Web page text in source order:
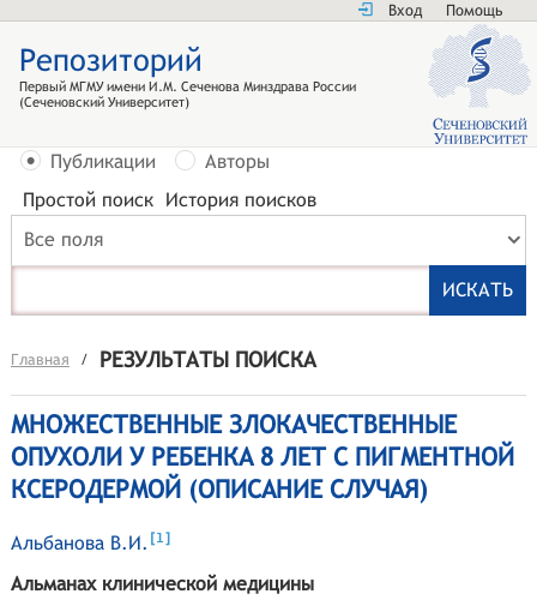
Вход Помощь
Репозиторий
Первый МГМУ имени И.М. Сеченова Минздрава России
(Сеченовский Университет)
Публикации
Авторы
Простой поиск История поисков
Все поля
Главная / РЕЗУЛЬТАТЫ ПОИСКА
МНОЖЕСТВЕННЫЕ ЗЛОКАЧЕСТВЕННЫЕ
ОПУХОЛИ У РЕБЕНКА 8 ЛЕТ С ПИГМЕНТНОЙ
КСЕРОДЕРМОЙ (ОПИСАНИЕ СЛУЧАЯ)
Альбанова В.И. [1]
Альманах клинической медицины